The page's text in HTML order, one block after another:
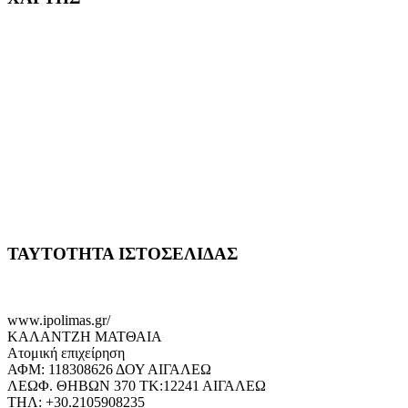
ΤΑΥΤΟΤΗΤΑ ΙΣΤΟΣΕΛΙΔΑΣ
www.ipolimas.gr/
ΚΑΛΑΝΤΖΗ ΜΑΤΘΑΙΑ
Ατομική επιχείρηση
ΑΦΜ: 118308626 ΔΟΥ ΑΙΓΑΛΕΩ
ΛΕΩΦ. ΘΗΒΩΝ 370 ΤΚ:12241 ΑΙΓΑΛΕΩ
ΤΗΛ: +30.2105908235